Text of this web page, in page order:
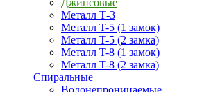
Джинсовые
Металл Т-3
Металл T-5 (1 замок)
Металл T-5 (2 замка)
Металл T-8 (1 замок)
Металл T-8 (2 замка)
Спиральные
Водонепроницаемые